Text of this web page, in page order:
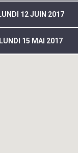
12 JUIN 2017
15 MAI 2017